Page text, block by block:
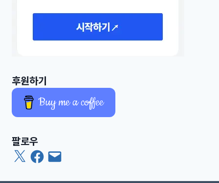
후원하기
Buy me a coffee
팔로우
X Facebook
이
메